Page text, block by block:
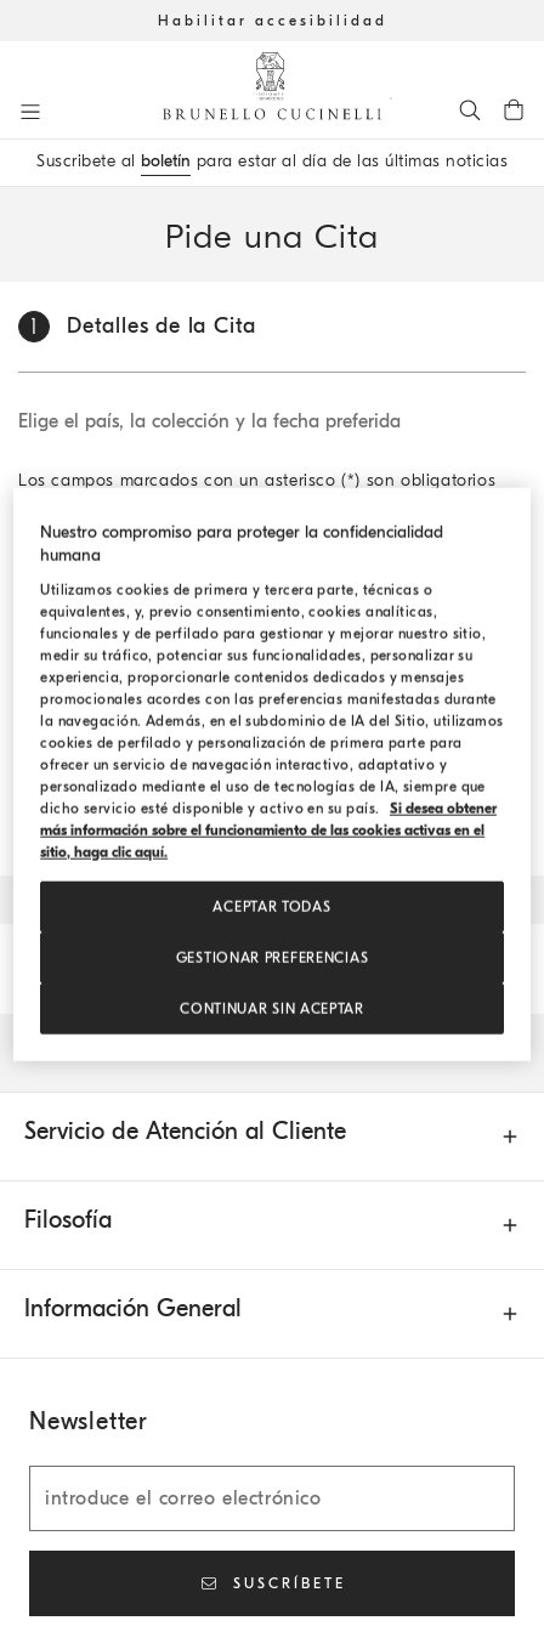
Habilitar accesibilidad
Suscribete al boletín para estar al día de las últimas noticias
Pide una Cita
1 Detalles de la Cita
Elige el país, la colección y la fecha preferida
Los campos marcados con un asterisco (*) son obligatorios
País
Seleccionar...
Colección
MUJER HOMBRE
MUJER Y HOMBRE
Detalles de Contacto
Servicio de Atención al Cliente
Filosofía
Información General
Newsletter
SUSCRÍBETE
Nuestro compromiso para proteger la confidencialidad
humana
Utilizamos cookies de primera y tercera parte, técnicas o
equivalentes, y, previo consentimiento, cookies analíticas,
funcionales y de perfilado para gestionar y mejorar nuestro sitio,
medir su tráfico, potenciar sus funcionalidades, personalizar su
experiencia, proporcionarle contenidos dedicados y mensajes
promocionales acordes con las preferencias manifestadas durante
la navegación. Además, en el subdominio de IA del Sitio, utilizamos
cookies de perfilado y personalización de primera parte para
ofrecer un servicio de navegación interactivo, adaptativo y
personalizado mediante el uso de tecnologías de IA, siempre que
dicho servicio esté disponible y activo en su país.
Si desea obtener
más información sobre el funcionamiento de las cookies activas en el
sitio, haga clic aquí.
GESTIONAR PREFERENCIAS
CONTINUAR SIN ACEPTAR
ACEPTAR TODAS